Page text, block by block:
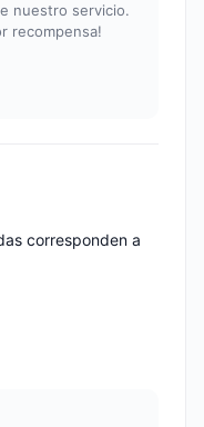
nuestro servicio.
recompensa!
corresponden a